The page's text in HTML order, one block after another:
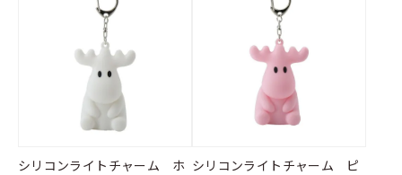
シリコンライトチャーム ホ
シリコンライトチャーム ピ